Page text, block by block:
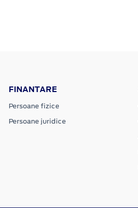
FINANTARE
Persoane fizice
Persoane juridice